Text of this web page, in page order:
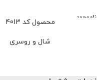
ناموجود محصول کد 4013
شال و روسری